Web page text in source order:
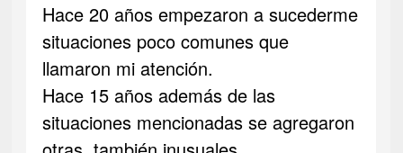
Hace 20 años empezaron a sucederme
situaciones poco comunes que
llamaron mi atención.
Hace 15 años además de las
situaciones mencionadas se agregaron